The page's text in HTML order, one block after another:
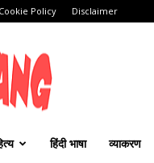
Cookie Policy Disclaimer
हिंदी भाषा व्याकरण